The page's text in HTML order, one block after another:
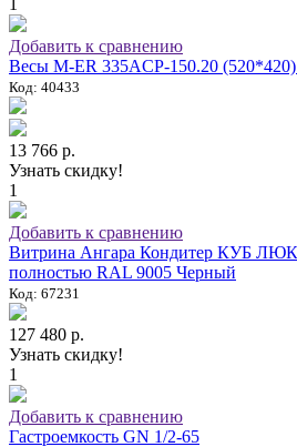
1
Добавить к сравнению
Весы M-ER 335ACP-150.20
Код: 40433
13 766 р.
Узнать скидку!
1
Добавить к сравнению
Витрина Ангара Кондитер КУБ
полностью RAL 9005 Черный
Код: 67231
127 480 р.
Узнать скидку!
1
Добавить к сравнению
Гастроемкость GN 1/2-65